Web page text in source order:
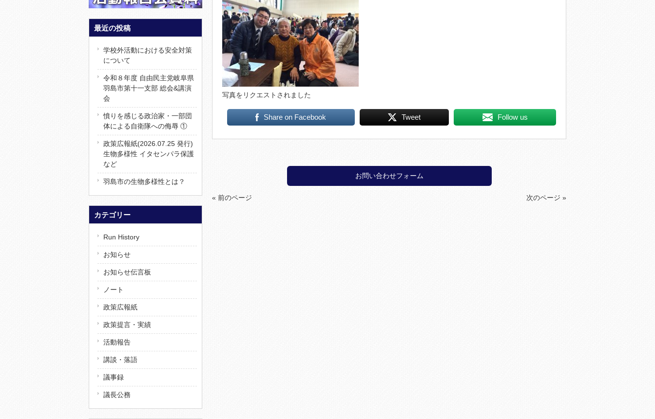
写真をリクエストされました
Share on Facebook Tweet Follow us
お問い合わせフォーム
« 前のページ 次のページ »
最近の投稿
学校外活動における安全対策
について
令和８年度 自由民主党岐阜県
羽島市第十一支部 総会&講演
会
憤りを感じる政治家・一部団
体による自衛隊への侮辱 ①
政策広報紙(2026.07.25 発行)
生物多様性 イタセンパラ保護
など
羽島市の生物多様性とは？
カテゴリー
Run History
お知らせ
お知らせ伝言板
ノート
政策広報紙
政策提言・実績
活動報告
講談・落語
議事録
議長公務